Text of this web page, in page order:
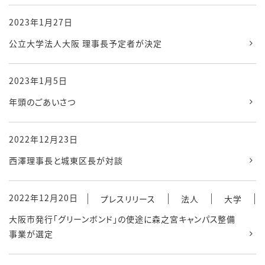
2023年1月27日
公立大学法人大阪 理事長予定者が決定
2023年1月5日
年頭のごあいさつ
2022年12月23日
西澤理事長と城東区長が対談
2022年12月20日 プレスリリース 法人
大学
大阪市発行「グリーンボンド」の使途に森之宮キャンパス整備
事業が選定